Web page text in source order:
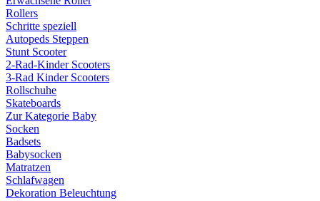
Rollers
Schritte speziell
Autopeds Steppen
Stunt Scooter
2-Rad-Kinder Scooters
3-Rad Kinder Scooters
Rollschuhe
Skateboards
Zur Kategorie Baby
Socken
Badsets
Babysocken
Matratzen
Schlafwagen
Dekoration Beleuchtung